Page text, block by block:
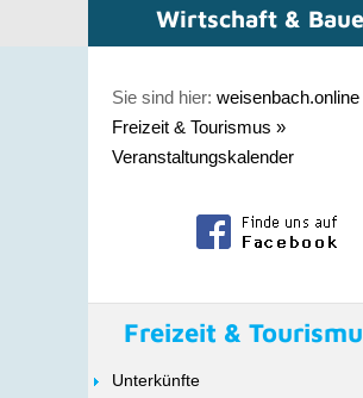
Wirtschaft &
Sie sind hier: weisenbach.online
Freizeit & Tourismus »
Veranstaltungskalender
Freizeit &
Unterkünfte